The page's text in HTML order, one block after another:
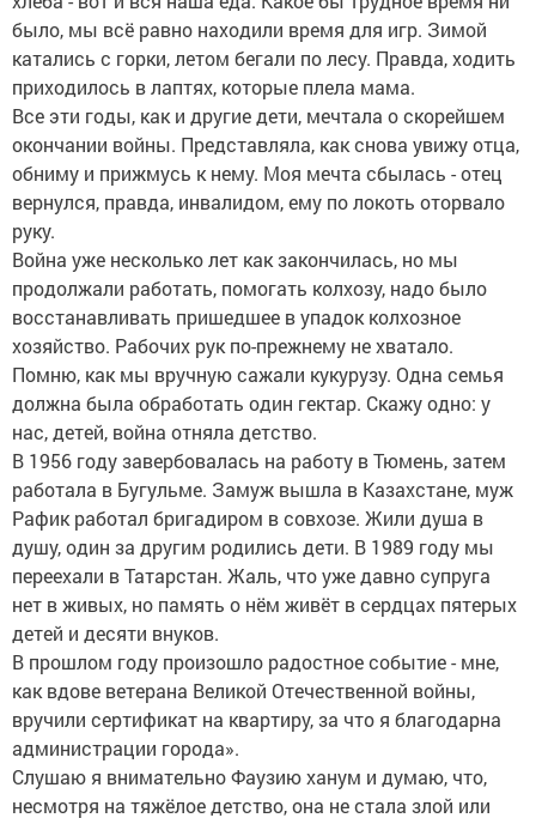
было, мы всё равно находили время для игр. Зимой
катались с горки, летом бегали по лесу. Правда, ходить
приходилось в лаптях, которые плела мама.
Все эти годы, как и другие дети, мечтала о скорейшем
окончании войны. Представляла, как снова увижу отца,
обниму и прижмусь к нему. Моя мечта сбылась - отец
вернулся, правда, инвалидом, ему по локоть оторвало
руку.
Война уже несколько лет как закончилась, но мы
продолжали работать, помогать колхозу, надо было
восстанавливать пришедшее в упадок колхозное
хозяйство. Рабочих рук по-прежнему не хватало.
Помню, как мы вручную сажали кукурузу. Одна семья
должна была обработать один гектар. Скажу одно: у
нас, детей, война отняла детство.
В 1956 году завербовалась на работу в Тюмень, затем
работала в Бугульме. Замуж вышла в Казахстане, муж
Рафик работал бригадиром в совхозе. Жили душа в
душу, один за другим родились дети. В 1989 году мы
переехали в Татарстан. Жаль, что уже давно супруга
нет в живых, но память о нём живёт в сердцах пятерых
детей и десяти внуков.
В прошлом году произошло радостное событие - мне,
как вдове ветерана Великой Отечественной войны,
вручили сертификат на квартиру, за что я благодарна
администрации города».
Слушаю я внимательно Фаузию ханум и думаю, что,
несмотря на тяжёлое детство, она не стала злой или